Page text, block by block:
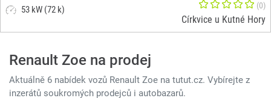
53 kW (72 k)
(0)
Církvice u Kutné Hory
Renault Zoe na prodej
Aktuálně 6 nabídek vozů Renault Zoe na tutut.cz. Vybírejte z
inzerátů soukromých prodejců i autobazarů.